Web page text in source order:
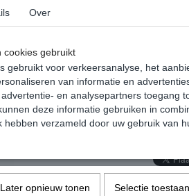
Reacties
Over
cookies gebruikt
gebruikt voor verkeersanalyse, het
van informatie en
en analysepartners toegang
deze informatie gebruiken in
hebben verzameld door uw gebruik van
Later opnieuw tonen Selectie toestaan